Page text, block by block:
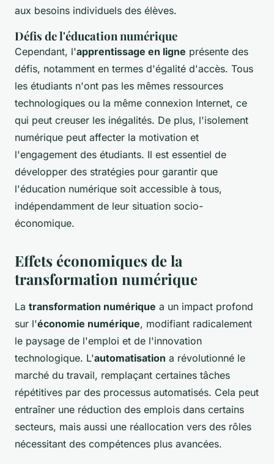
aux besoins individuels des élèves.
Défis de l'éducation numérique
Cependant, l'apprentissage en ligne présente des
défis, notamment en termes d'égalité d'accès. Tous
les étudiants n'ont pas les mêmes ressources
technologiques ou la même connexion Internet, ce
qui peut creuser les inégalités. De plus, l'isolement
numérique peut affecter la motivation et
l'engagement des étudiants. Il est essentiel de
développer des stratégies pour garantir que
l'éducation numérique soit accessible à tous,
indépendamment de leur situation socio-
économique.
Effets économiques de la
transformation numérique
La transformation numérique a un impact profond
sur l'économie numérique, modifiant radicalement
le paysage de l'emploi et de l'innovation
technologique. L'automatisation a révolutionné le
marché du travail, remplaçant certaines tâches
répétitives par des processus automatisés. Cela peut
entraîner une réduction des emplois dans certains
secteurs, mais aussi une réallocation vers des rôles
nécessitant des compétences plus avancées.